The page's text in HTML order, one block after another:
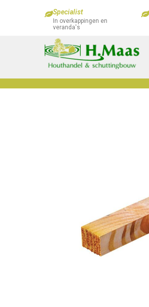
Specialist
In overkappingen en
veranda's